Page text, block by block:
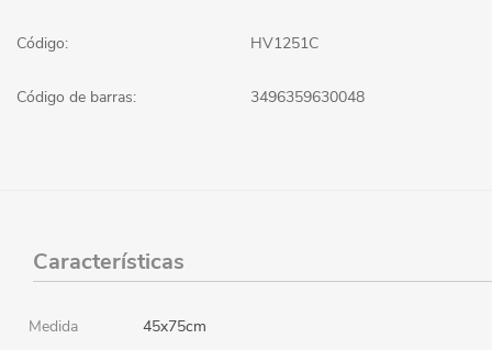
Código: HV1251C
Código de barras: 3496359630048
Características
Medida 45x75cm